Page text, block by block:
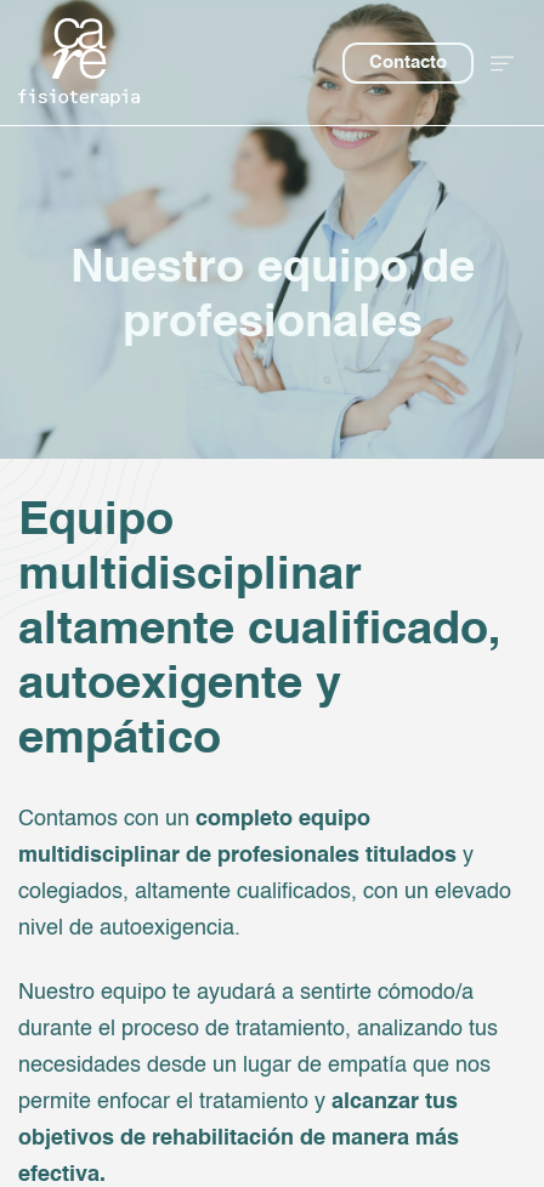
Contacto
Nuestro equipo de
profesionales
Equipo
multidisciplinar
altamente cualificado,
autoexigente y
empático
Contamos con un completo equipo
multidisciplinar de profesionales titulados y
colegiados, altamente cualificados, con un elevado
nivel de autoexigencia.
Nuestro equipo te ayudará a sentirte cómodo/a
durante el proceso de tratamiento, analizando tus
necesidades desde un lugar de empatía que nos
permite enfocar el tratamiento y alcanzar tus
objetivos de rehabilitación de manera más
efectiva.